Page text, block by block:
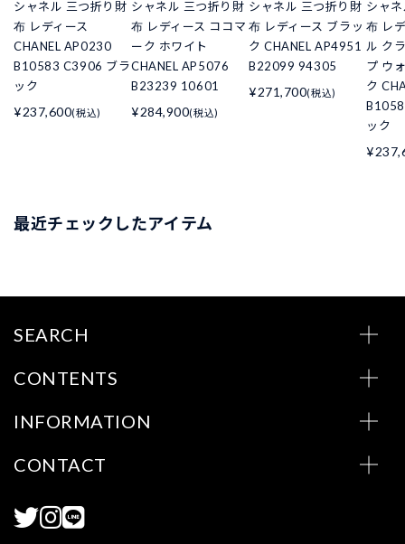
シャネル 三つ折り財
布 レディース
CHANEL AP0230
B10583 C3906 ブラ
ック
¥237,600(税込)
シャネル 三つ折り財
布 レディース ココマ
ーク ホワイト
CHANEL AP5076
B23239 10601
¥284,900(税込)
シャネル 三つ折り財
布 レディース ブラッ
ク CHANEL AP4951
B22099 94305
¥271,700(税込)
シャ
布 レ
ル ク
プ ウ
ク
ック
最近チェックしたアイテム
SEARCH
CONTENTS
INFORMATION
CONTACT